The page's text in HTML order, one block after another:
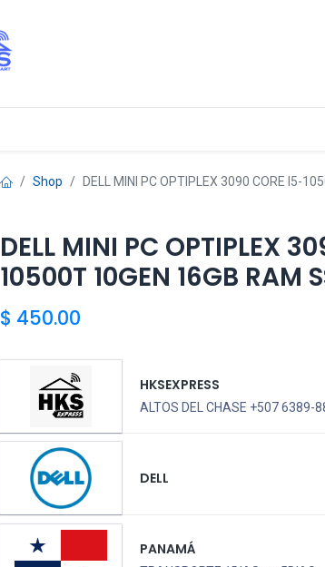
Shop DELL MINI PC OPTIPLEX 3090 CORE I5-
DELL MINI PC OPTIPLEX
10500T 10GEN 16GB RAM
$ 450.00
HKSEXPRESS
ALTOS DEL CHASE +507 6389-
DELL
PANAMÁ